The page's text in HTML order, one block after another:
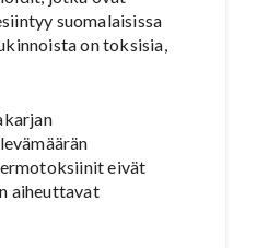
suomalaisissa
on toksisia,
eivät
aiheuttavat